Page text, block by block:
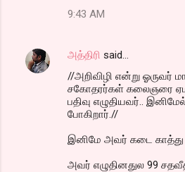
9:43 AM
அத்திரி said…
//அறிவிழி என்று ஓருவர்
சகோதரர்கள் கலைஞரை
பதிவு எழுதியவர்..
போகிறார்.//
இனிமே அவர் கடை காத்து
அவர் எழுதினதுல 99